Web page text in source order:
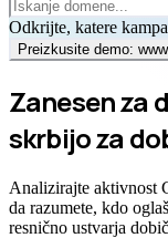
Odkrijte, katere
Preizkusite demo:
Zanesen za
skrbijo za
Analizirajte aktivnost
da razumete, kdo
resnično ustvarja